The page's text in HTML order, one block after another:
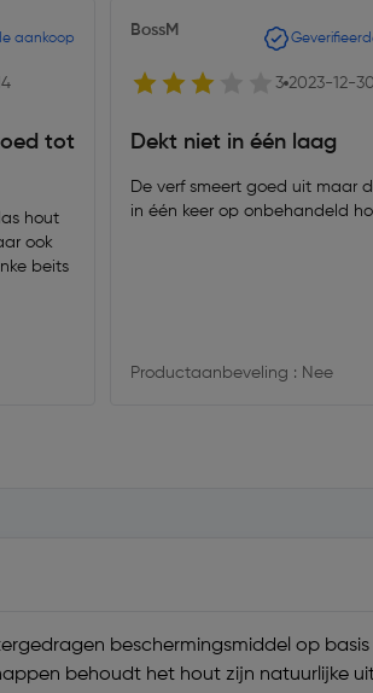
aankoop
tot
hout
ook
beits
BossM
3 2023-12-30
Dekt niet in één laag
De verf smeert goed uit maar
in één keer op onbehandeld
Productaanbeveling : Nee
beschermingsmiddel op
behoudt het hout zijn natuurlijke